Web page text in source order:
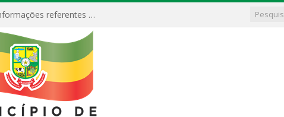
Relatórios Detalhados contendo todas as informações referentes a execução de recursos destinados ao fomento de projetos culturais no Município de Jacundá entre os anos de 2022 ao presente ano de 2026.